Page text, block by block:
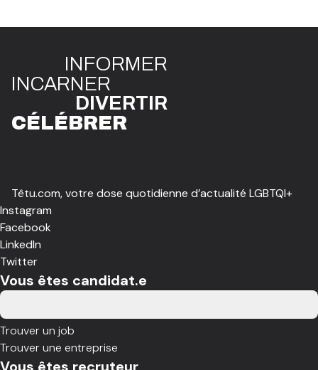
INFORMER
INCARNER
DIVERTIR
CÉLÉBRER
Têtu.com, votre dose quotidienne d’actualité LGBTQI+
Instagram
Facebook
LinkedIn
Twitter
Vous êtes candidat.e
Trouver un job
Trouver une entreprise